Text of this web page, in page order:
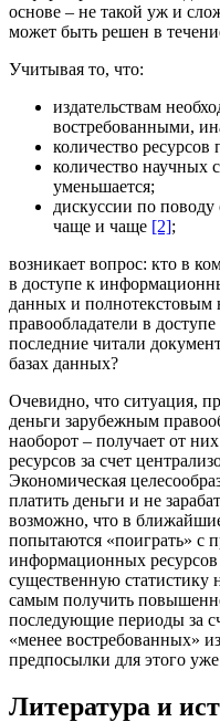
основе – не такой уж и
может быть решен в
Учитывая то, что:
издательствам
востребованными,
количество ресурсов
количество научных
уменьшается;
дискуссии по поводу
чаще и чаще [2];
возникает вопрос: кто в
в доступе к
данных и полнотекстовым
правообладатели в
последние читали
базах данных?
Очевидно, что ситуация,
деньги зарубежным
наоборот – получает от
ресурсов за счет
Экономическая
платить деньги и не
возможно, что в
попытаются «поиграть» с
информационных ресурсов
существенную статистику
самым получить
последующие периоды за
«менее востребованных»
предпосылки для этого
Литература и